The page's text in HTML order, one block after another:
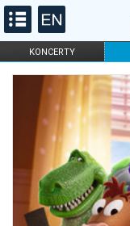
KONCERTY
FILHARMONIA